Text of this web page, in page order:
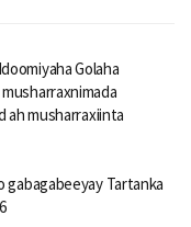
Golaha
ah musharraxiinta
gabagabeeyay Tartanka